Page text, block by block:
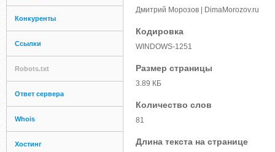
Конкуренты
Ссылки
Robots.txt
Ответ сервера
Whois
Хостинг
Дмитрий Морозов | DimaMorozov.ru
Кодировка
WINDOWS-1251
Размер страницы
3.89 КБ
Количество слов
81
Длина текста на странице